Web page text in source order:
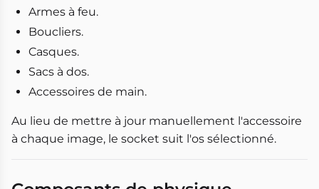
Armes à feu.
Boucliers.
Casques.
Sacs à dos.
Accessoires de main.
Au lieu de mettre à jour manuellement l'accessoire
à chaque image, le socket suit l'os sélectionné.